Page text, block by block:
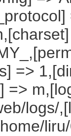
=>
=>
logs/